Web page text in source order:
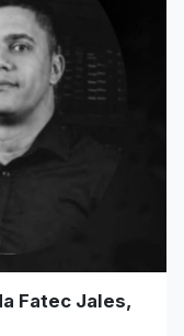
Fatec Jales,